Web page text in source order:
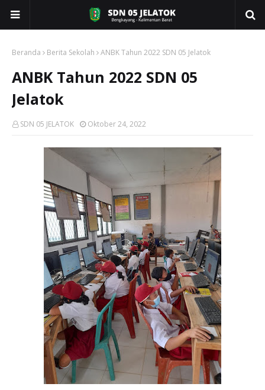
Beranda Berita Sekolah ANBK Tahun 2022 SDN 05 Jelatok
ANBK Tahun 2022 SDN 05
Jelatok
SDN 05 JELATOK Oktober 24, 2022